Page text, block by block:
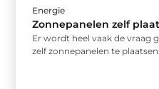
Energie
Zonnepanelen zelf
Er wordt heel vaak de vraag
zelf zonnepanelen te